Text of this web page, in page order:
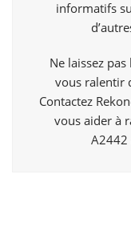
informatifs
Ne laissez
vous ralentir
Contactez
vous aider à
A2442